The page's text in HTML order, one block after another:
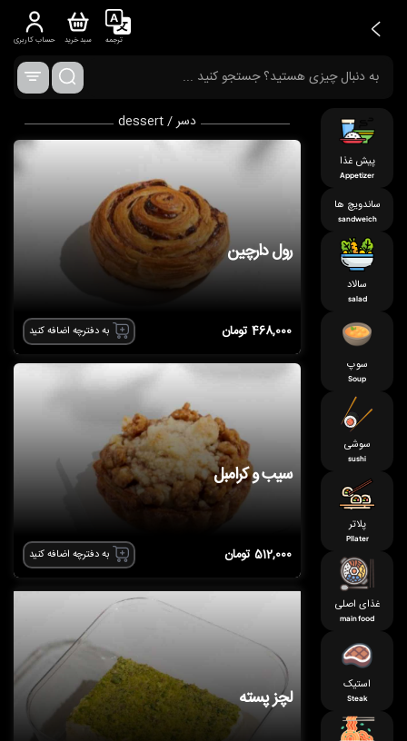
حساب کاربری سبد خرید ترجمه
پیش غذا
Appetizer
ساندویچ ها
sandweich
سالاد
salad
سوپ
Soup
سوشی
sushi
پلاتر
Pllater
غذای اصلی
main food
استیک
Steak
دسر / dessert
رول دارچین
468,000تومان به دفترچه اضافه کنید
سیب و کرامبل
512,000تومان به دفترچه اضافه کنید
لچز پسته